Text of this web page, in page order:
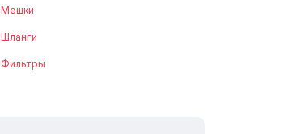
Мешки
Шланги
Фильтры